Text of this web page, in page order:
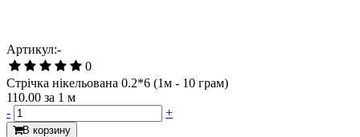
Артикул:-
0
Стрічка нікельована 0.2*6 (1м - 10 грам)
110.00 за 1 м
-
+
В корзину